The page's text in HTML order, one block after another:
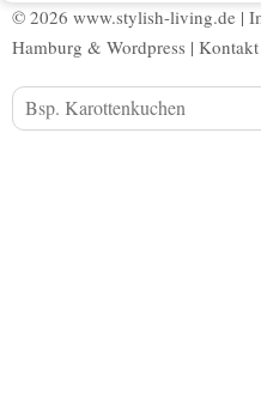
© 2026 www.stylish-living.de |
Hamburg & Wordpress | Kontakt